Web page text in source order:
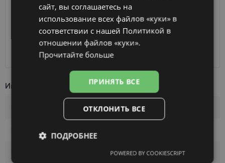
Информация о продукте
ABORIGINAL
Цвет оправы
Пластик
Получить в магазине оптики
SmartPosti
Unisend pakomāti
Omniva
сайт, вы соглашаетесь на
использование всех файлов «куки» в
соответствии с нашей Политикой в ​​
отношении файлов «куки».
Прочитайте больше
ПРИНЯТЬ ВСЕ
ОТКЛОНИТЬ ВСЕ
ПОДРОБНЕЕ
Аналитические
POWERED BY COOKIESCRIPT